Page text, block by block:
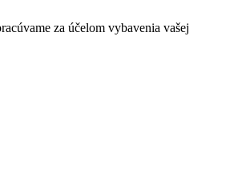
za účelom vybavenia vašej